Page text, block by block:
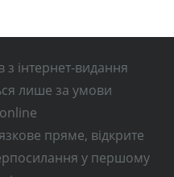
з інтернет-видання
лише за умови
пряме, відкрите
у першому